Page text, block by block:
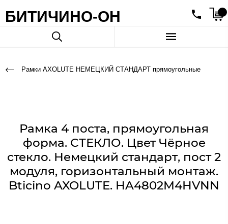
БИТИЧИНО-ОН
Рамки AXOLUTE НЕМЕЦКИЙ СТАНДАРТ прямоугольные
Рамка 4 поста, прямоугольная
форма. СТЕКЛО. Цвет Чёрное
стекло. Немецкий стандарт, пост 2
модуля, горизонтальный монтаж.
Bticino AXOLUTE. HA4802M4HVNN